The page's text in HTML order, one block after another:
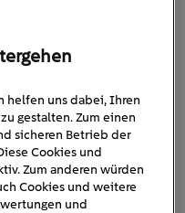
und bestehen
Bedeutung
es sich um die
zwischen
Heißt: Undichte Stellen
helfen uns dabei, Ihren
gestalten. Zum einen
sicheren Betrieb der
Cookies und
Zum anderen würden
Cookies und weitere
und